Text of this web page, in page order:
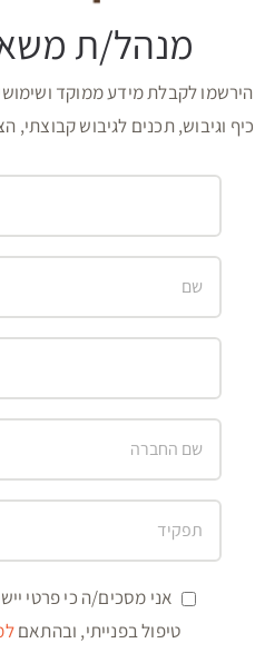
מנהל/ת
הירשמו לקבלת מידע ממוקד
כיף וגיבוש, תכנים לגיבוש קבוצתי,
אני מסכים/ה כי פרטי
טיפול בפנייתי, ובהתאם